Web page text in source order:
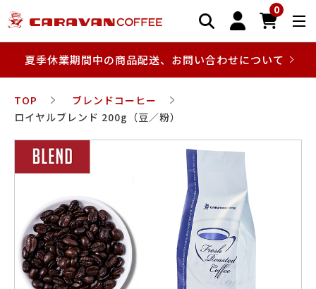
0
夏季休業期間中の商品配送、お問い合わせについて
TOP
ブレンドコーヒー
ロイヤルブレンド 200g（豆／粉）